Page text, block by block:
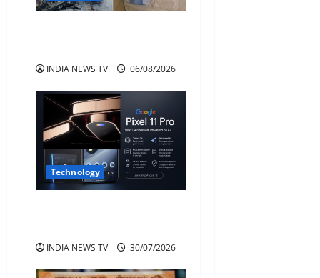
INDIA NEWS TV 06/08/2026
Technology
INDIA NEWS TV 30/07/2026